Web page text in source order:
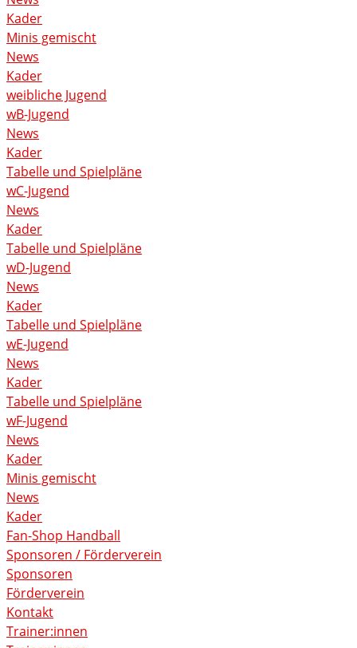
Kader
Minis gemischt
News
Kader
weibliche Jugend
wB-Jugend
News
Kader
Tabelle und Spielpläne
wC-Jugend
News
Kader
Tabelle und Spielpläne
wD-Jugend
News
Kader
Tabelle und Spielpläne
wE-Jugend
News
Kader
Tabelle und Spielpläne
wF-Jugend
News
Kader
Minis gemischt
News
Kader
Fan-Shop Handball
Sponsoren / Förderverein
Sponsoren
Förderverein
Kontakt
Trainer:innen